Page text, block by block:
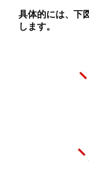
具体的には、
します。